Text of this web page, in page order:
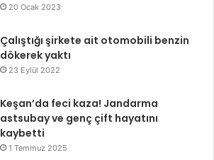
20 Ocak 2023
Çalıştığı şirkete ait otomobili benzin
dökerek yaktı
23 Eylül 2022
Keşan’da feci kaza! Jandarma
astsubay ve genç çift hayatını
kaybetti
1 Temmuz 2025